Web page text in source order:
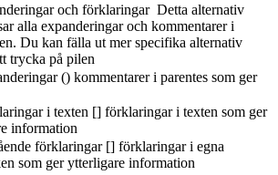
och förklaringar Detta alternativ
alla expanderingar och kommentarer i
Du kan fälla ut mer specifika alternativ
trycka på pilen
() kommentarer i parentes som ger
i texten [] förklaringar i texten som ger
information
förklaringar [] förklaringar i egna
som ger ytterligare information